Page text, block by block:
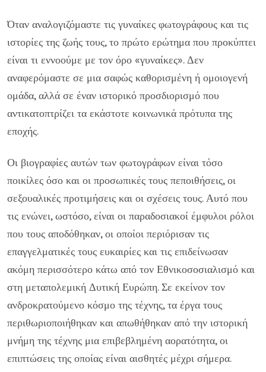
Όταν αναλογιζόμαστε τις γυναίκες φωτογράφους και τις
ιστορίες της ζωής τους, το πρώτο ερώτημα που προκύπτει
είναι τι εννοούμε με τον όρο «γυναίκες». Δεν
αναφερόμαστε σε μια σαφώς καθορισμένη ή ομοιογενή
ομάδα, αλλά σε έναν ιστορικό προσδιορισμό που
αντικατοπτρίζει τα εκάστοτε κοινωνικά πρότυπα της
εποχής.
Οι βιογραφίες αυτών των φωτογράφων είναι τόσο
ποικίλες όσο και οι προσωπικές τους πεποιθήσεις, οι
σεξουαλικές προτιμήσεις και οι σχέσεις τους. Αυτό που
τις ενώνει, ωστόσο, είναι οι παραδοσιακοί έμφυλοι ρόλοι
που τους αποδόθηκαν, οι οποίοι περιόρισαν τις
επαγγελματικές τους ευκαιρίες και τις επιδείνωσαν
ακόμη περισσότερο κάτω από τον Εθνικοσοσιαλισμό και
στη μεταπολεμική Δυτική Ευρώπη. Σε εκείνον τον
ανδροκρατούμενο κόσμο της τέχνης, τα έργα τους
περιθωριοποιήθηκαν και απωθήθηκαν από την ιστορική
μνήμη της τέχνης μια επιβεβλημένη αορατότητα, οι
επιπτώσεις της οποίας είναι αισθητές μέχρι σήμερα.